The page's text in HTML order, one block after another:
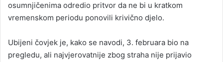
osumnjičenima odredio pritvor da ne bi u kratkom
vremenskom periodu ponovili krivično djelo.
Ubijeni čovjek je, kako se navodi, 3. februara bio na
pregledu, ali najvjerovatnije zbog straha nije prijavio